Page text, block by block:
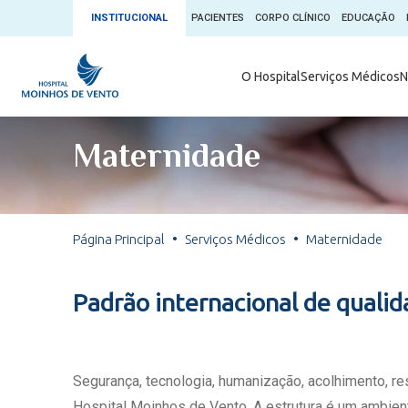
INSTITUCIONAL PACIENTES CORPO CLÍNICO EDUCAÇÃO
O HospitalServiços Médicos
Serviços Médicos
Núcleos e Especialidades
Exames
Fale com o Moinhos
Seu Médico
Ambulatório
Comitê de
Conheça
Blog Saúde
Convênios
Doação de
Escritório
Maternidade
Página Principal Serviços Médicos Maternidade
Padrão internacional de
Segurança, tecnologia, humanização, acolhimento,